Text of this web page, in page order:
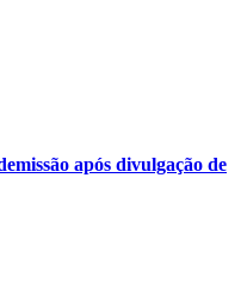
após divulgação de